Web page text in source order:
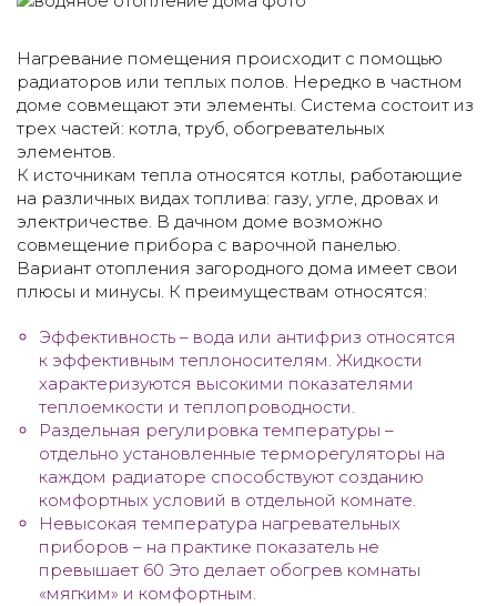
Нагревание помещения происходит с помощью
радиаторов или теплых полов. Нередко в частном
доме совмещают эти элементы. Система состоит из
трех частей: котла, труб, обогревательных
элементов.
К источникам тепла относятся котлы, работающие
на различных видах топлива: газу, угле, дровах и
электричестве. В дачном доме возможно
совмещение прибора с варочной панелью.
Вариант отопления загородного дома имеет свои
плюсы и минусы. К преимуществам относятся:
Эффективность – вода или антифриз относятся
к эффективным теплоносителям. Жидкости
характеризуются высокими показателями
теплоемкости и теплопроводности.
Раздельная регулировка температуры –
отдельно установленные терморегуляторы на
каждом радиаторе способствуют созданию
комфортных условий в отдельной комнате.
Невысокая температура нагревательных
приборов – на практике показатель не
превышает 60 Это делает обогрев комнаты
«мягким» и комфортным.